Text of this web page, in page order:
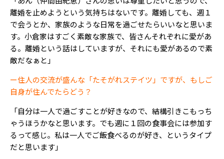
離婚を止めようという気持ちはないです。離婚しても、週１
で会うとか、家族のような日常を過ごせたらいいなと思いま
す。小倉家はすごく素敵な家族で、皆さんそれぞれに愛があ
る。離婚という話はしていますが、それにも愛があるので素
敵だなぁと」
ー住人の交流が盛んな「たそがれステイツ」ですが、もしご
自身が住んでたらどう？
「自分は一人で過ごすことが好きなので、結構引きこもっち
ゃうほうかなと思います。でも週に１回の食事会には参加す
るって感じ。私は一人でご飯食べるのが好き、というタイプ
だと思います」